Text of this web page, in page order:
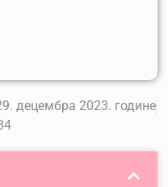
децембра 2023. године